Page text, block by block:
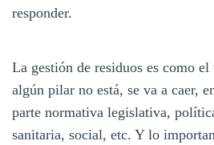
responder.
La gestión de residuos es como el
algún pilar no está, se va a caer,
parte normativa legislativa,
sanitaria, social, etc. Y lo